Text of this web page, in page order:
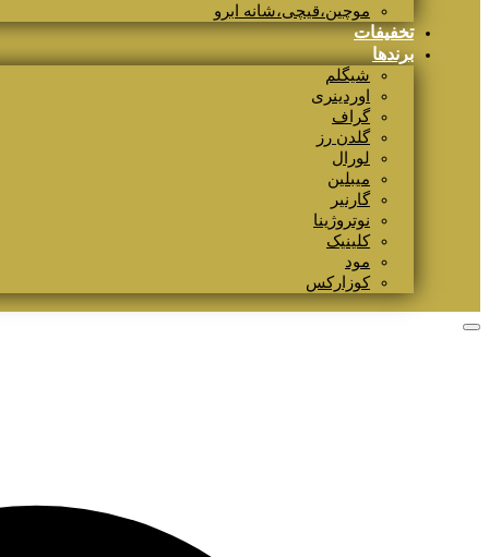
موچین،قیچی،شانه ابرو
تخفیفات
برندها
شیگلم
اوردینری
گراف
گلدن رز
لورال
میبلین
گارنیر
نوتروژینا
کلینیک
مود
کوزارکس